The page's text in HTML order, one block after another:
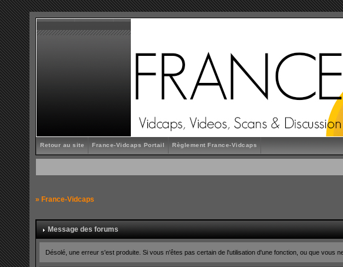
Retour au site France-Vidcaps Portail Règlement France-Vidcaps
» France-Vidcaps
Message des forums
Désolé, une erreur s'est produite. Si vous n'êtes pas certain de l'utilisation d'une fonction, ou que